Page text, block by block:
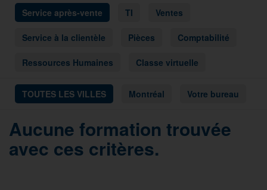
Service après-vente TI Ventes
Service à la clientèle Pièces Comptabilité
Ressources Humaines Classe virtuelle
TOUTES LES VILLES Montréal Votre bureau
Aucune formation trouvée
avec ces critères.